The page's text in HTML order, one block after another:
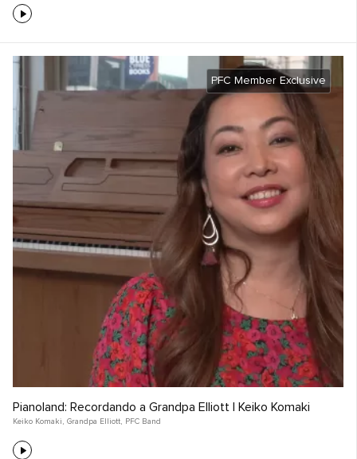
PFC Member Exclusive
Pianoland: Recordando a Grandpa Elliott | Keiko Komaki
Keiko Komaki , Grandpa Elliott, PFC Band